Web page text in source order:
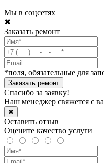
Мы в соцсетях
✖
Заказать ремонт
*поля, обязательные для
Спасибо за заявку!
Наш менеджер свяжется с
✖
Оставить отзыв
Оцените качество услуги